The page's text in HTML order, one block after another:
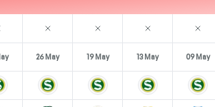
26 May 19 May 13 May 09 May